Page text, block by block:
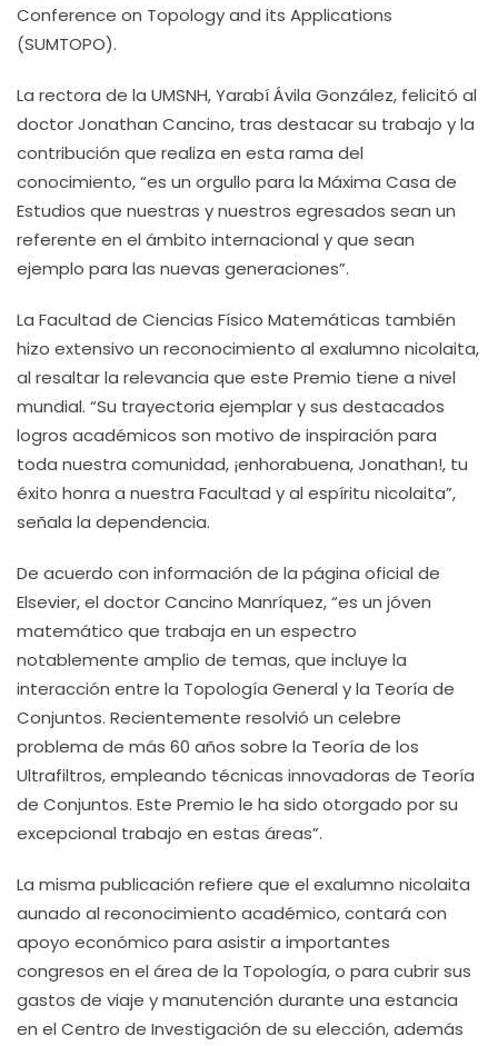
Conference on Topology and its Applications
(SUMTOPO).
La rectora de la UMSNH, Yarabí Ávila González, felicitó al
doctor Jonathan Cancino, tras destacar su trabajo y la
contribución que realiza en esta rama del
conocimiento, “es un orgullo para la Máxima Casa de
Estudios que nuestras y nuestros egresados sean un
referente en el ámbito internacional y que sean
ejemplo para las nuevas generaciones”.
La Facultad de Ciencias Físico Matemáticas también
hizo extensivo un reconocimiento al exalumno nicolaita,
al resaltar la relevancia que este Premio tiene a nivel
mundial. “Su trayectoria ejemplar y sus destacados
logros académicos son motivo de inspiración para
toda nuestra comunidad, ¡enhorabuena, Jonathan!, tu
éxito honra a nuestra Facultad y al espíritu nicolaita”,
señala la dependencia.
De acuerdo con información de la página oficial de
Elsevier, el doctor Cancino Manríquez, “es un jóven
matemático que trabaja en un espectro
notablemente amplio de temas, que incluye la
interacción entre la Topología General y la Teoría de
Conjuntos. Recientemente resolvió un celebre
problema de más 60 años sobre la Teoría de los
Ultrafiltros, empleando técnicas innovadoras de Teoría
de Conjuntos. Este Premio le ha sido otorgado por su
excepcional trabajo en estas áreas”.
La misma publicación refiere que el exalumno nicolaita
aunado al reconocimiento académico, contará con
apoyo económico para asistir a importantes
congresos en el área de la Topología, o para cubrir sus
gastos de viaje y manutención durante una estancia
en el Centro de Investigación de su elección, además